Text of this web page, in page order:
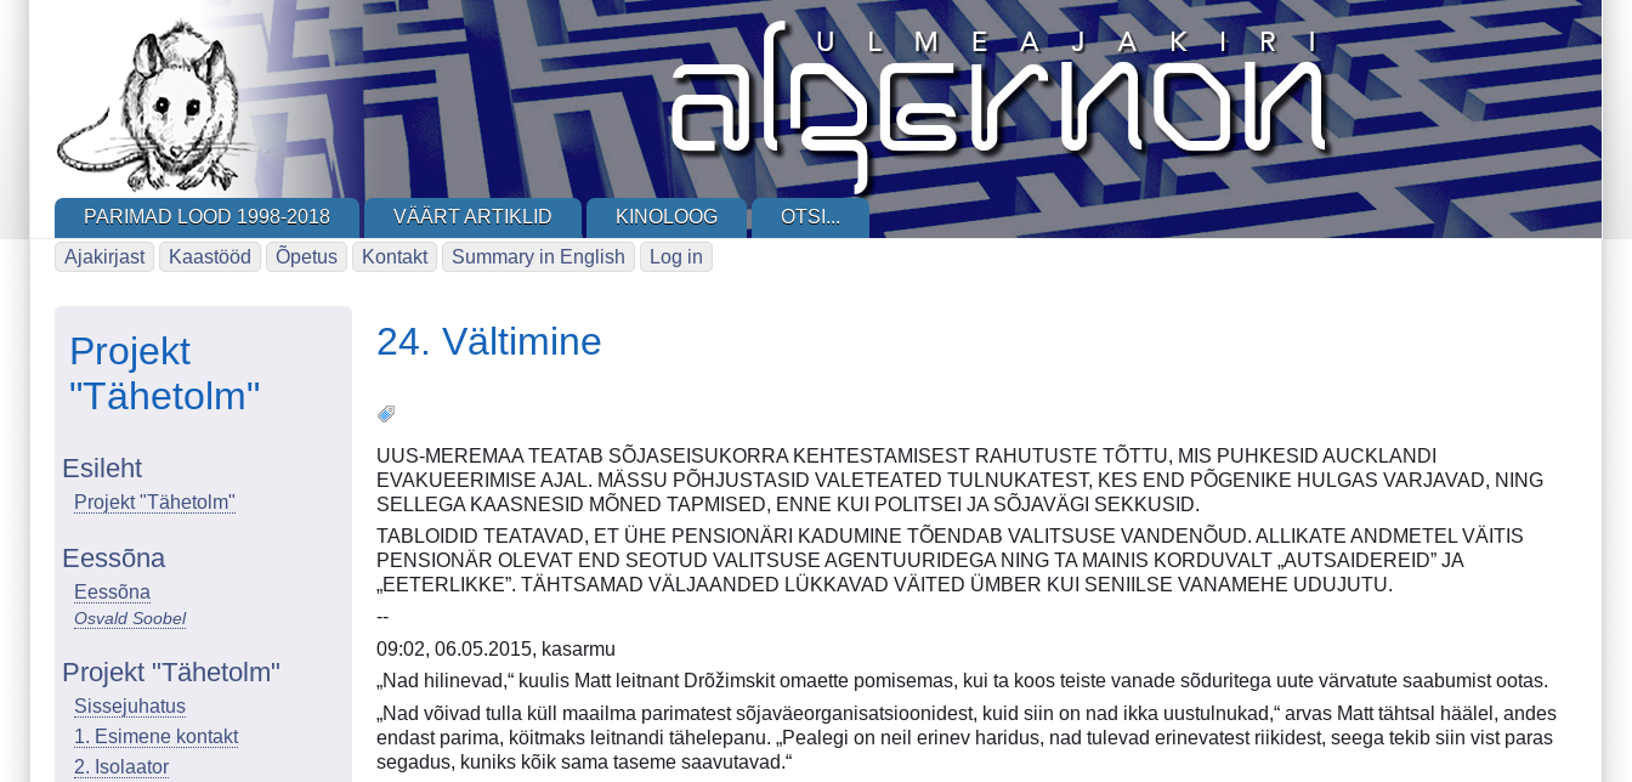
PARIMAD LOOD 1998-2018 VÄÄRT ARTIKLID KINOLOOG
OTSI...
Ajakirjast
Kaastööd Õpetus Kontakt Summary in English Log in
Projekt
"Tähetolm"
Esileht
Projekt "Tähetolm"
Eessõna
Eessõna
Osvald Soobel
Projekt "Tähetolm"
Sissejuhatus
1. Esimene kontakt
2. Isolaator
24. Vältimine
UUS-MEREMAA TEATAB SÕJASEISUKORRA KEHTESTAMISEST RAHUTUSTE TÕTTU, MIS PUHKESID AUCKLANDI
EVAKUEERIMISE AJAL. MÄSSU PÕHJUSTASID VALETEATED TULNUKATEST, KES END PÕGENIKE HULGAS VARJAVAD, NING
SELLEGA KAASNESID MÕNED TAPMISED, ENNE KUI POLITSEI JA SÕJAVÄGI SEKKUSID.
TABLOIDID TEATAVAD, ET ÜHE PENSIONÄRI KADUMINE TÕENDAB VALITSUSE VANDENÕUD. ALLIKATE ANDMETEL VÄITIS
PENSIONÄR OLEVAT END SEOTUD VALITSUSE AGENTUURIDEGA NING TA MAINIS KORDUVALT „AUTSAIDEREID” JA
„EETERLIKKE”. TÄHTSAMAD VÄLJAANDED LÜKKAVAD VÄITED ÜMBER KUI SENIILSE VANAMEHE UDUJUTU.
--
09:02, 06.05.2015, kasarmu
„Nad hilinevad,“ kuulis Matt leitnant Drõžimskit omaette pomisemas, kui ta koos teiste vanade sõduritega uute värvatute saabumist ootas.
„Nad võivad tulla küll maailma parimatest sõjaväeorganisatsioonidest, kuid siin on nad ikka uustulnukad,“ arvas Matt tähtsal häälel, andes
endast parima, köitmaks leitnandi tähelepanu. „Pealegi on neil erinev haridus, nad tulevad erinevatest riikidest, seega tekib siin vist paras
segadus, kuniks kõik sama taseme saavutavad.“